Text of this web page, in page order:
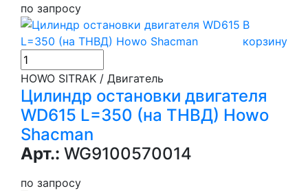
по запросу
В
корзину
HOWO SITRAK / Двигатель
Цилиндр остановки двигателя
WD615 L=350 (на ТНВД) Howo
Shacman
Арт.: WG9100570014
по запросу